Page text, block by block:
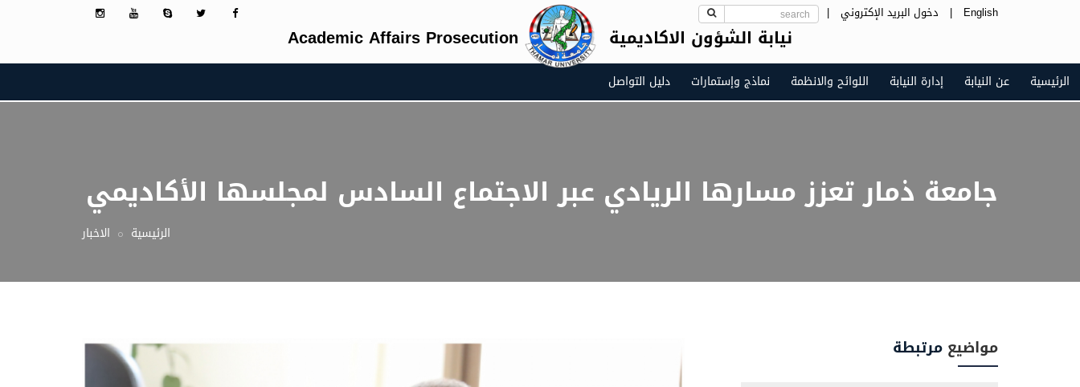
English
| دخول البريد الإكتروني |
نيابة الشؤون الاكاديمية Academic Affairs Prosecution
الرئيسية عن النيابة إدارة النيابة اللوائح والانظمة نماذج وإستمارات دليل التواصل
جامعة ذمار تعزز مسارها الريادي عبر الاجتماع السادس لمجلسها الأكاديمي
الرئيسية الاخبار
مواضيع مرتبطة